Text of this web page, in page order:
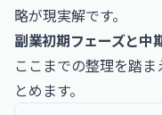
略が現実解です。
副業初期フェーズと中
ここまでの整理を踏
とめます。